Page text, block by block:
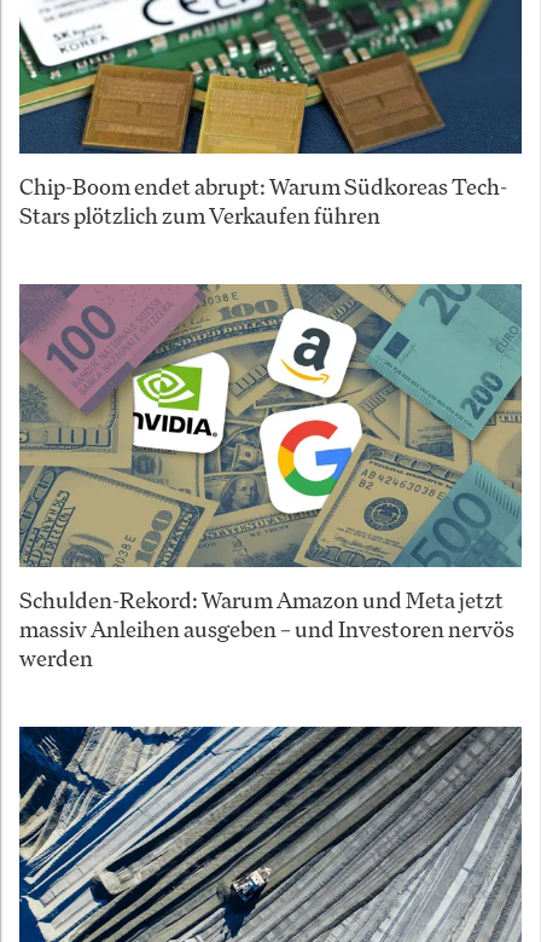
Chip-Boom endet abrupt: Warum Südkoreas Tech-
Stars plötzlich zum Verkaufen führen
Schulden-Rekord: Warum Amazon und Meta jetzt
massiv Anleihen ausgeben – und Investoren nervös
werden